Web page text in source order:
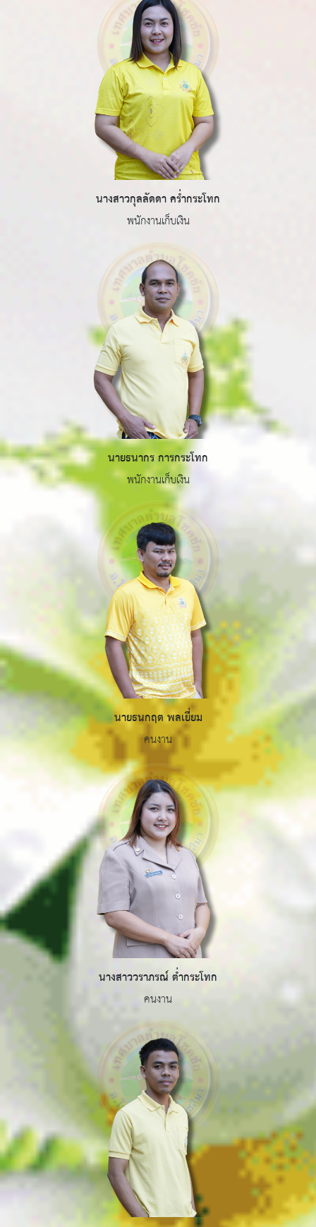
นางสาวกุลลัดดา คร่ำกระโทก
พนักงานเก็บเงิน
นายธนากร การกระโทก
พนักงานเก็บเงิน
นายธนกฤต พลเยี่ยม
คนงาน
นางสาววราภรณ์ ต่ำกระโทก
คนงาน